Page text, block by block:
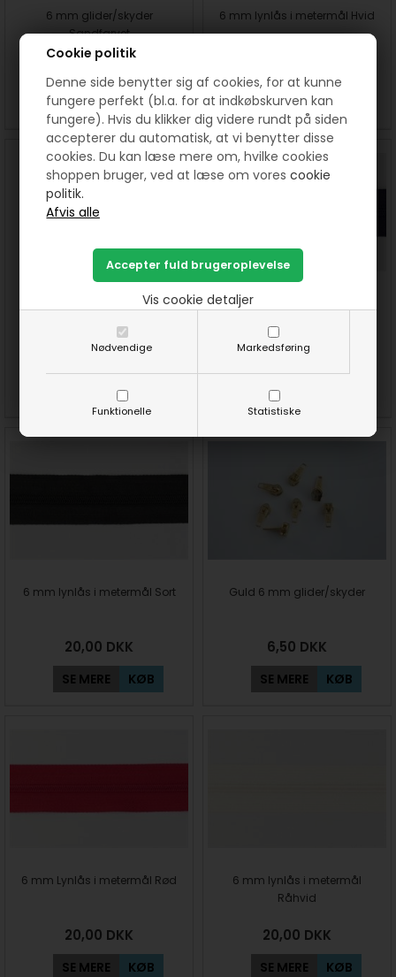
Cookie politik
Denne side benytter sig af cookies, for at kunne
fungere perfekt (bl.a. for at indkøbskurven kan
fungere). Hvis du klikker dig videre rundt på siden
accepterer du automatisk, at vi benytter disse
cookies. Du kan læse mere om, hvilke cookies
shoppen bruger, ved at læse om vorescookie
politik.
Nødvendige Markedsføring
Funktionelle Statistiske
Vis cookie detaljer
6 mm glider/skyder
Sandfarvet
SE MERE KØB
6 mm lynlås i metermål Hvid
SE MERE KØB
6 mm glider/skyder Rød
KØB
6 mm Lynlås i metermål -
DKK
SE MERE
6 mm lynlås i metermål Sort
20,00 DKK
SE MERE KØB
Guld 6 mm glider/skyder
6,50 DKK
SE MERE KØB
6 mm Lynlås i metermål Rød
20,00 DKK
SE MERE KØB
6 mm lynlås i metermål
Råhvid
20,00 DKK
SE MERE KØB